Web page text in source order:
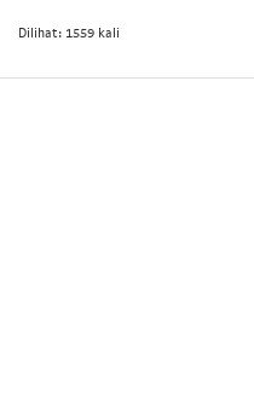
Dilihat: 1559 kali